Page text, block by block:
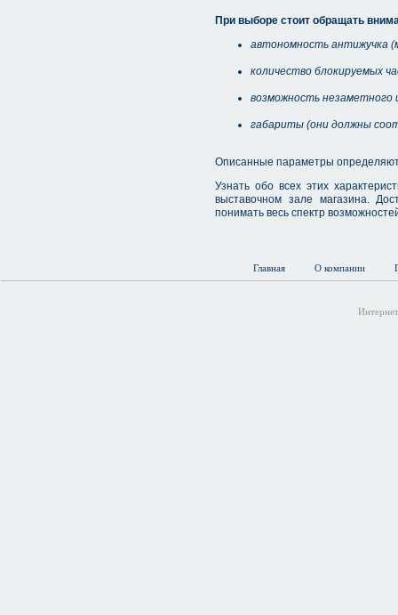
При выборе стоит обращать
автономность антижучка
количество блокируемых
возможность незаметного
габариты (они должны
Описанные параметры определяют
Узнать обо всех этих
выставочном зале магазина.
понимать весь спектр
Главная О компании